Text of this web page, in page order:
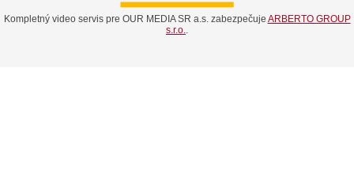
Kompletný video servis pre OUR MEDIA SR a.s. zabezpečuje ARBERTO GROUP
s.r.o.